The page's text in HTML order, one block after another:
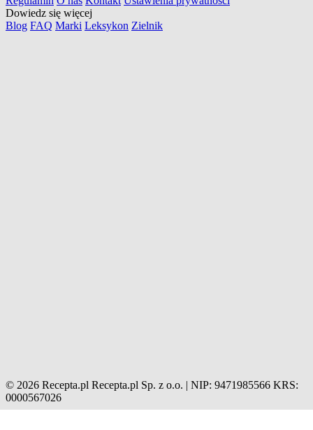
Dowiedz się więcej
Blog FAQ Marki Leksykon Zielnik
© 2026 Recepta.pl Recepta.pl Sp. z o.o. | NIP: 9471985566 KRS:
0000567026